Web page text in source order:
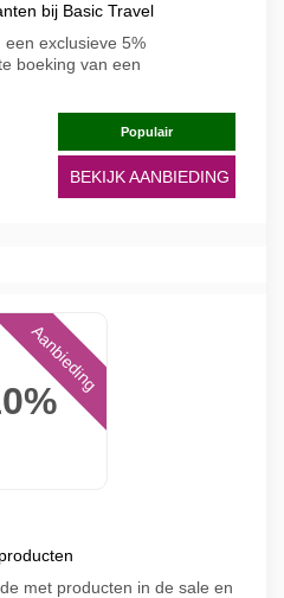
bij Basic Travel
exclusieve 5%
boeking van een
Populair
BEKIJK AANBIEDING
Aanbieding
met producten in de sale en